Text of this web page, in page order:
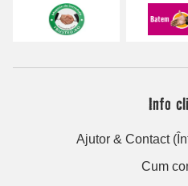
Info
Ajutor & Contact
Cum